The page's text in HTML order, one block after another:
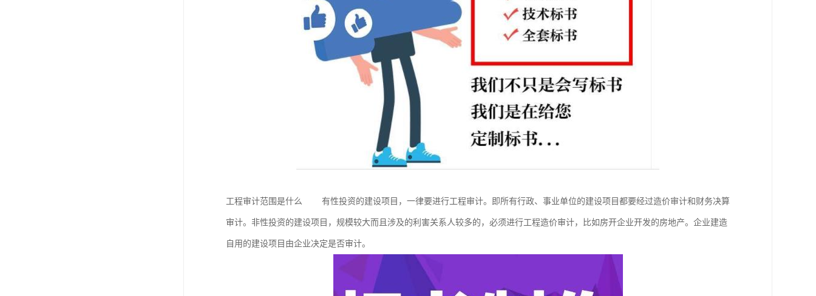
工程审计范围是什么 有性投资的建设项目，一律要进行工程审计。即所有行政、事业单位的建设项目都要经过造价审计和财务决算
审计。非性投资的建设项目，规模较大而且涉及的利害关系人较多的，必须进行工程造价审计，比如房开企业开发的房地产。企业建造
自用的建设项目由企业决定是否审计。